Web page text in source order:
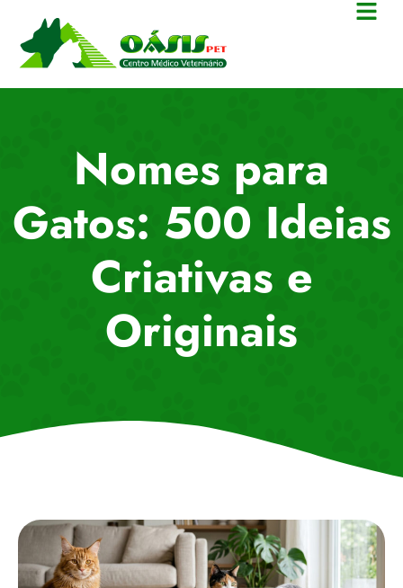
Nomes para
Gatos: 500 Ideias
Criativas e
Originais